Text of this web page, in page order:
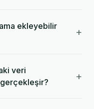
ekleyebilir
+
veri
gerçekleşir?
+